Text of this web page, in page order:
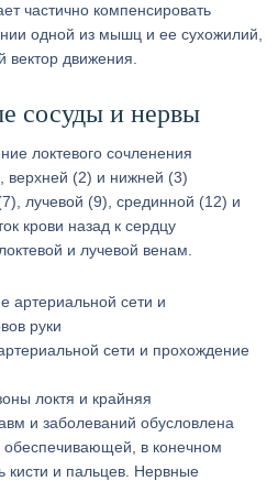
частично компенсировать
одной из мышц и ее сухожилий,
вектор движения.
сосуды и нервы
локтевого сочленения
верхней (2) и нижней (3)
лучевой (9), срединной (12) и
крови назад к сердцу
и лучевой венам.
сети и прохождение
локтя и крайняя
и заболеваний обусловлена
в конечном
кисти и пальцев. Нервные